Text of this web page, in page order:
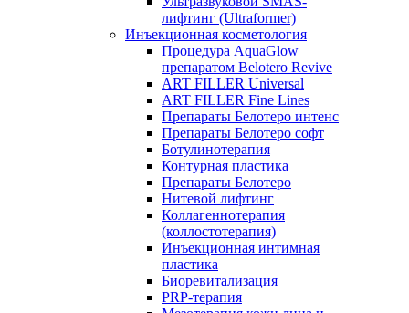
лифтинг (Ultraformer)
Инъекционная косметология
Процедура AquaGlow
препаратом Belotero Revive
ART FILLER Universal
ART FILLER Fine Lines
Препараты Белотеро интенс
Препараты Белотеро софт
Ботулинотерапия
Контурная пластика
Препараты Белотеро
Нитевой лифтинг
Коллагеннотерапия
(коллостотерапия)
Инъекционная интимная
пластика
Биоревитализация
PRP-терапия